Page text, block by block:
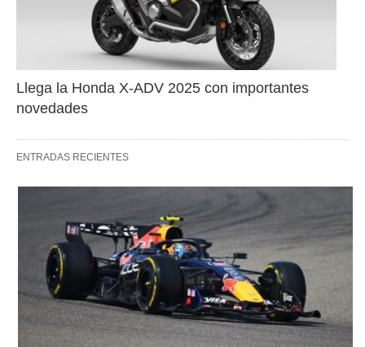
Llega la Honda X-ADV 2025 con importantes
novedades
ENTRADAS RECIENTES